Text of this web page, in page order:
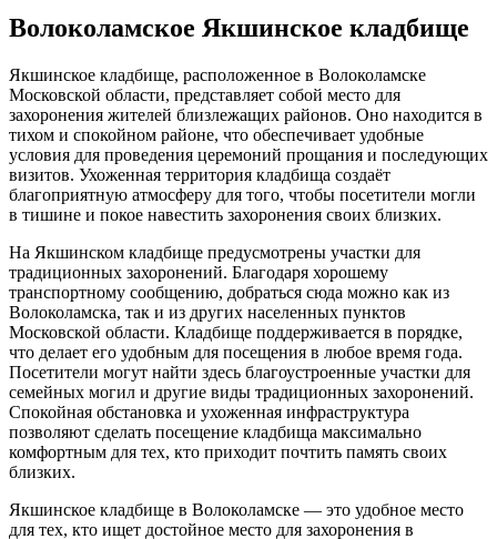
Волоколамское Якшинское кладбище
Якшинское кладбище, расположенное в Волоколамске
Московской области, представляет собой место для
захоронения жителей близлежащих районов. Оно находится в
тихом и спокойном районе, что обеспечивает удобные
условия для проведения церемоний прощания и последующих
визитов. Ухоженная территория кладбища создаёт
благоприятную атмосферу для того, чтобы посетители могли
в тишине и покое навестить захоронения своих близких.
На Якшинском кладбище предусмотрены участки для
традиционных захоронений. Благодаря хорошему
транспортному сообщению, добраться сюда можно как из
Волоколамска, так и из других населенных пунктов
Московской области. Кладбище поддерживается в порядке,
что делает его удобным для посещения в любое время года.
Посетители могут найти здесь благоустроенные участки для
семейных могил и другие виды традиционных захоронений.
Спокойная обстановка и ухоженная инфраструктура
позволяют сделать посещение кладбища максимально
комфортным для тех, кто приходит почтить память своих
близких.
Якшинское кладбище в Волоколамске — это удобное место
для тех, кто ищет достойное место для захоронения в